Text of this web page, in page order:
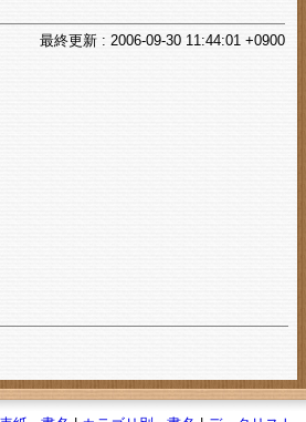
最終更新: 2006-09-30 11:44:01 +0900